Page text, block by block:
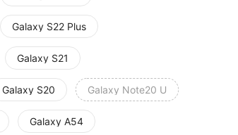
Galaxy S22 Plus
Galaxy S21
Galaxy S20 Galaxy Note20 U
Galaxy A54